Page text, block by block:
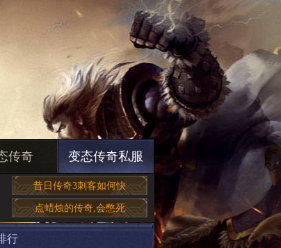
传奇 变态传奇私服
昔日传奇3刺客如何快
点蜡烛的传奇,会憋死
行